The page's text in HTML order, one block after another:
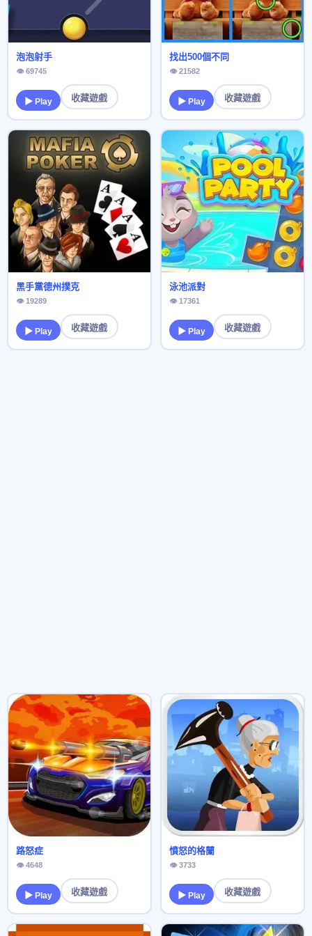
泡泡射手
👁 69745
▶ Play 收藏遊戲
找出500個不同
👁 21582
▶ Play 收藏遊戲
黑手黨德州撲克
👁 19289
▶ Play 收藏遊戲
泳池派對
👁 17361
▶ Play 收藏遊戲
路怒症
👁 4648
▶ Play 收藏遊戲
憤怒的格蘭
👁 3733
▶ Play 收藏遊戲